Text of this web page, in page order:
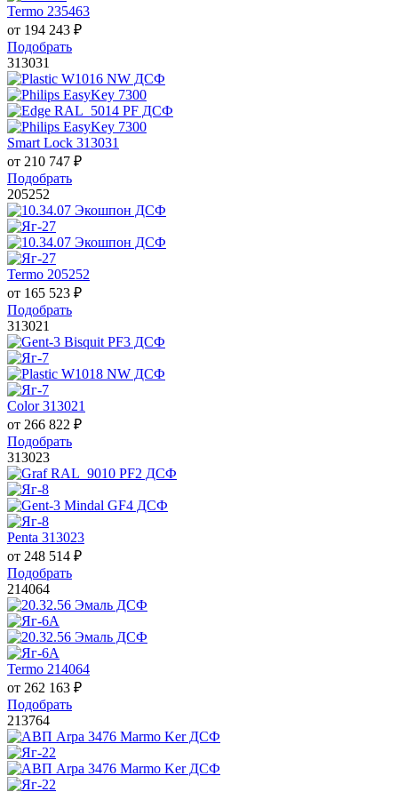
Termo 235463
от 194 243 ₽
Подобрать
313031
Smart Lock 313031
от 210 747 ₽
Подобрать
205252
Termo 205252
от 165 523 ₽
Подобрать
313021
Color 313021
от 266 822 ₽
Подобрать
313023
Penta 313023
от 248 514 ₽
Подобрать
214064
Termo 214064
от 262 163 ₽
Подобрать
213764